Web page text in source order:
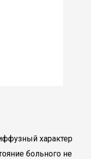
характер
больного не